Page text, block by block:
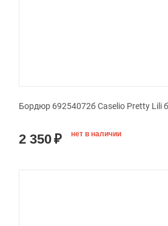
Бордюр 69254072б Caselio Pretty Lili
2 350₽ нет в наличии